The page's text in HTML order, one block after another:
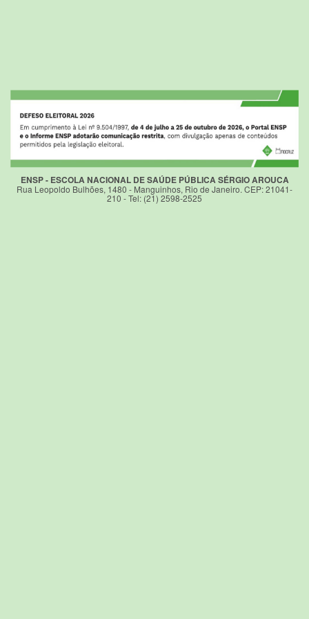
ENSP - ESCOLA NACIONAL DE SAÚDE PÚBLICA SÉRGIO AROUCA
Rua Leopoldo Bulhões, 1480 - Manguinhos, Rio de Janeiro. CEP: 21041-
210 - Tel: (21) 2598-2525